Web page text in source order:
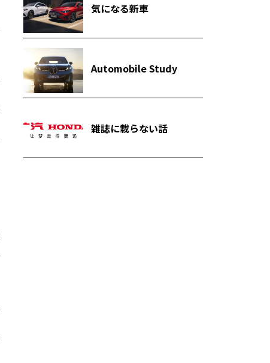
気になる新車
Automobile Study
雑誌に載らない話